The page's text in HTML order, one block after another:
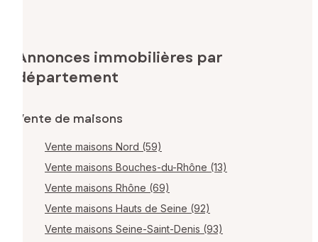
Annonces immobilières par
département
Vente de maisons
Vente maisons Nord (59)
Vente maisons Bouches-du-Rhône (13)
Vente maisons Rhône (69)
Vente maisons Hauts de Seine (92)
Vente maisons Seine-Saint-Denis (93)